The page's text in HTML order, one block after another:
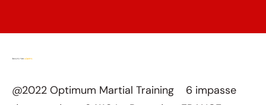
@2022 Optimum Martial Training 6 impasse